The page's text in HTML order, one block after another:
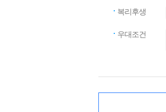
복리후생
우대조건